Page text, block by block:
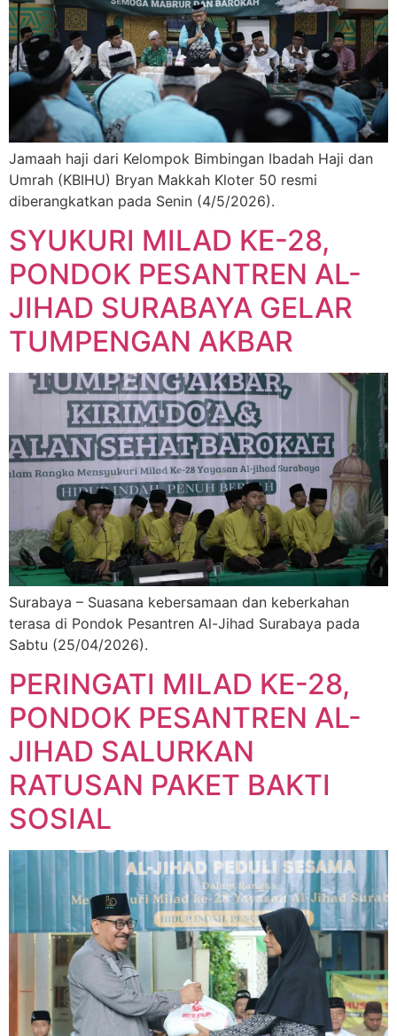
Jamaah haji dari Kelompok Bimbingan Ibadah Haji dan
Umrah (KBIHU) Bryan Makkah Kloter 50 resmi
diberangkatkan pada Senin (4/5/2026).
SYUKURI MILAD KE-28,
PONDOK PESANTREN AL-
JIHAD SURABAYA GELAR
TUMPENGAN AKBAR
Surabaya – Suasana kebersamaan dan keberkahan
terasa di Pondok Pesantren Al-Jihad Surabaya pada
Sabtu (25/04/2026).
PERINGATI MILAD KE-28,
PONDOK PESANTREN AL-
JIHAD SALURKAN
RATUSAN PAKET BAKTI
SOSIAL